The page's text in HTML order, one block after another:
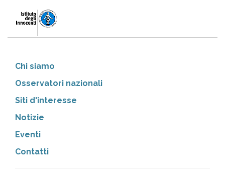
Chi siamo
Osservatori nazionali
Siti d'interesse
Notizie
Eventi
Contatti